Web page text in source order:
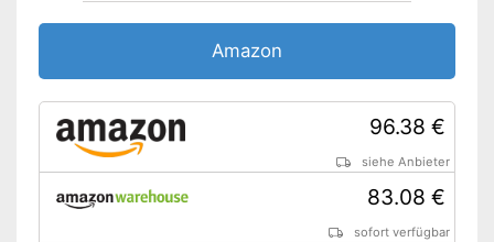
Amazon
96.38 €
siehe Anbieter
83.08 €
sofort verfügbar